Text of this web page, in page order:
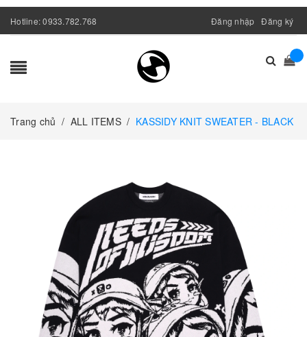
Hotline:0933.782.768 Đăng nhập Đăng ký
Trang chủ / ALL ITEMS / KASSIDY KNIT SWEATER - BLACK